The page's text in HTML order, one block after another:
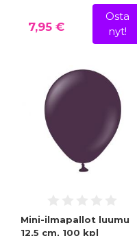
7,95 €
Osta
nyt!
Mini-ilmapallot luumu
12,5 cm, 100 kpl